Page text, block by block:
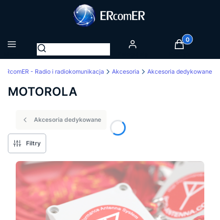
Otwórz wyszukiwarkę Produkty w
ERcomER - Radio i radiokomunikacja Akcesoria Akcesoria dedykowane
MOTOROLA
Akcesoria dedykowane
Filtry